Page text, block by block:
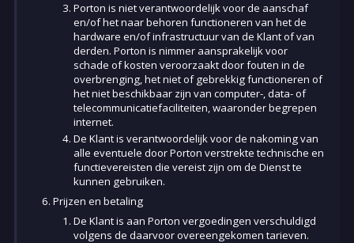
Porton is niet verantwoordelijk voor de aanschaf
en/of het naar behoren functioneren van het de
hardware en/of infrastructuur van de Klant of van
derden. Porton is nimmer aansprakelijk voor
schade of kosten veroorzaakt door fouten in de
overbrenging, het niet of gebrekkig functioneren of
het niet beschikbaar zijn van computer-, data- of
telecommunicatiefaciliteiten, waaronder begrepen
internet.
De Klant is verantwoordelijk voor de nakoming van
alle eventuele door Porton verstrekte technische en
functievereisten die vereist zijn om de Dienst te
kunnen gebruiken.
Prijzen en betaling
De Klant is aan Porton vergoedingen verschuldigd
volgens de daarvoor overeengekomen tarieven.